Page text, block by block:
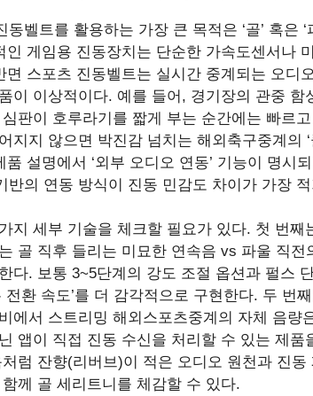
동벨트를 활용하는 가장 큰 목적은 ‘골’ 혹은
인 게임용 진동장치는 단순한 가속도센서나
면 스포츠 진동벨트는 실시간 중계되는 오디
이 이상적이다. 예를 들어, 경기장의 관중
판이 호루라기를 짧게 부는 순간에는 빠르
지지 않으면 박진감 넘치는 해외축구중계의
품 설명에서 ‘외부 오디오 연동’ 기능이 명시
반의 연동 방식이 진동 민감도 차이가 가장
지 세부 기술을 체크할 필요가 있다. 첫 번
골 직후 들리는 미묘한 연속음 vs 파울 직
다. 보통 3~5단계의 강도 조절 옵션과 펄스
전환 속도’를 더 감각적으로 구현한다. 두 번
에서 스트리밍 해외스포츠중계의 자체 음량
앱이 직접 진동 수신을 처리할 수 있는 제
럼 잔향(리버브)이 적은 오디오 원천과 진
께 골 세리트니를 체감할 수 있다.